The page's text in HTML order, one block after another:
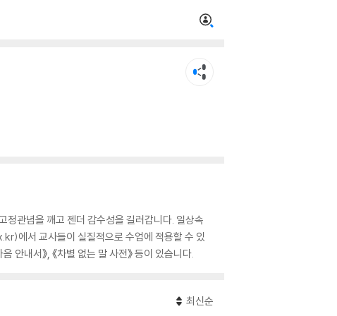
정관념을 깨고 젠더 감수성을 길러갑니다. 일상속
에서 교사들이 실질적으로 수업에 적용할 수 있
안내서》, 《차별 없는 말 사전》 등이 있습니다.
최신순